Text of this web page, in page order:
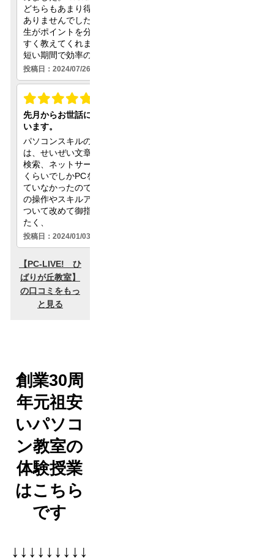
創業30周
年元祖安
いパソコ
ン教室の
体験授業
はこちら
です
↓↓↓↓↓↓↓↓↓